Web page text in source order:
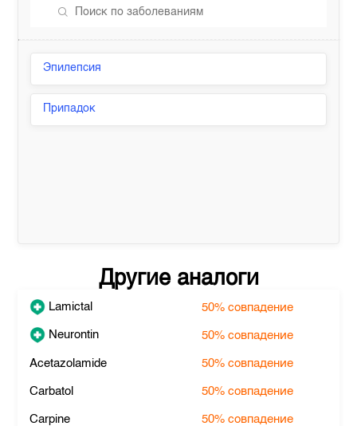
Эпилепсия
Припадок
Другие аналоги
Lamictal 50% совпадение
Neurontin 50% совпадение
Acetazolamide 50% совпадение
Carbatol 50% совпадение
Carpine 50% совпадение